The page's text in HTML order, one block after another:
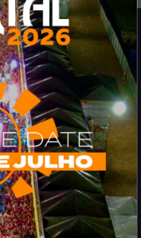
na região de
exclusivas e muito mais.